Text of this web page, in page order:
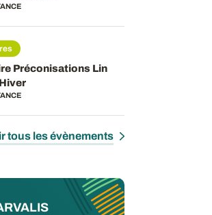
Préconisations Lin
tous les évènements